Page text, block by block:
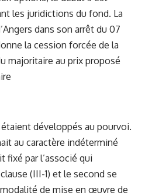
les juridictions du fond. La
dans son arrêt du 07
la cession forcée de la
majoritaire au prix proposé
développés au pourvoi.
au caractère indéterminé
fixé par l’associé qui
(III-1) et le second se
de mise en œuvre de